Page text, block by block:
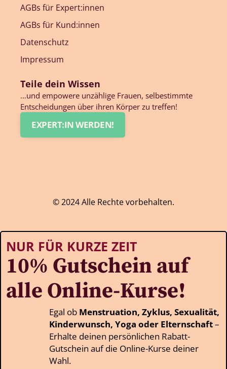
AGBs für Expert:innen
AGBs für Kund:innen
Datenschutz
Impressum
Teile dein Wissen
…und empowere unzählige Frauen, selbestimmte
Entscheidungen über ihren Körper zu treffen!
EXPERT:IN WERDEN!
© 2024 Alle Rechte vorbehalten.
NUR FÜR KURZE ZEIT
10% Gutschein auf
alle Online-Kurse!
Egal ob Menstruation, Zyklus, Sexualität,
Kinderwunsch, Yoga oder Elternschaft–
Erhalte deinen persönlichen Rabatt-
Gutschein auf die Online-Kurse deiner
Wahl.